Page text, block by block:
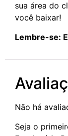
sua área do
você baixar!
Lembre-se:
Não há
Seja o